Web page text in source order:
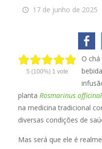
17 de junho de 2025
5 (100%) 1 vote
O
planta Rosmarinus
na medicina tradicional
diversas condições de
Mas será que ele é